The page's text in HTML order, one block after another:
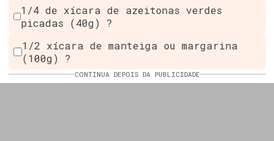
1/4 de xícara de azeitonas verdes
picadas (40g) ?
1/2 xícara de manteiga ou margarina
(100g) ?
CONTINUA DEPOIS DA PUBLICIDADE